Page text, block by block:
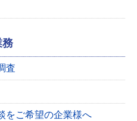
務
査
をご希望の企業様へ